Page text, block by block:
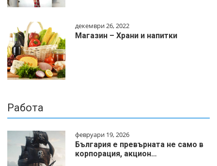
декември 26, 2022
Магазин – Храни и напитки
Работа
февруари 19, 2026
България е превърната не само в
корпорация, акцион…